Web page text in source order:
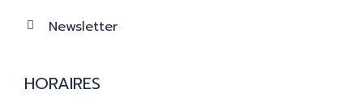
Newsletter
HORAIRES